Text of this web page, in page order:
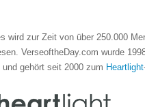
wird zur Zeit von über 250.000
VerseoftheDay.com wurde
und gehört seit 2000 zum Heartlight